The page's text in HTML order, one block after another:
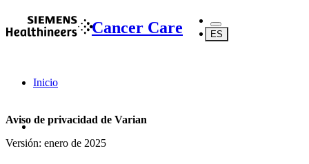
Cancer Care ES
Inicio
Aviso de privacidad de Varian
Versión: enero de 2025